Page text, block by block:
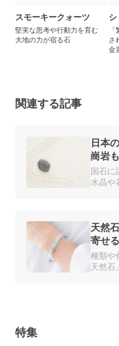
スモーキークォーツ
堅実な思考や行動力を育む
大地の力が宿る石
シ
さ
金
関連する記事
日本
崗岩
国石に
水晶や
天然
寄せ
種類や
天然石
特集